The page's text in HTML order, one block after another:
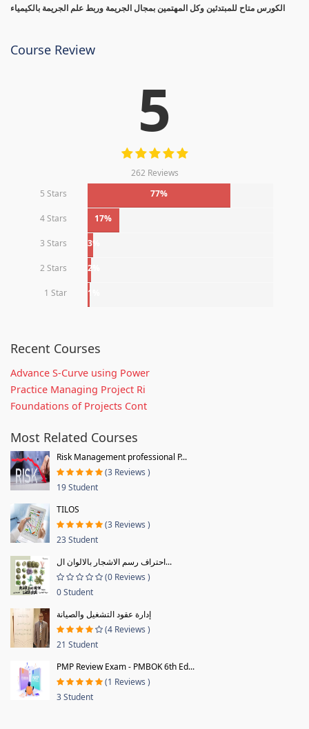
الكورس متاح للمبتدئين وكل المهتمين بمجال الجريمة وربط علم الجريمة بالكيمياء
Course Review
5
262 Reviews
5 Stars
77%
4 Stars 17%
3 Stars 3%
2 Stars 2%
1 Star 1%
Recent Courses
Advance S-Curve using Power
Practice Managing Project Ri
Foundations of Projects Cont
Most Related Courses
Risk Management professional P...
(3 Reviews )
19 Student
TILOS
(3 Reviews )
23 Student
احتراف رسم الاشجار بالالوان ال...
(0 Reviews )
0 Student
إدارة عقود التشغيل والصيانة
(4 Reviews )
21 Student
PMP Review Exam - PMBOK 6th Ed...
(1 Reviews )
3 Student